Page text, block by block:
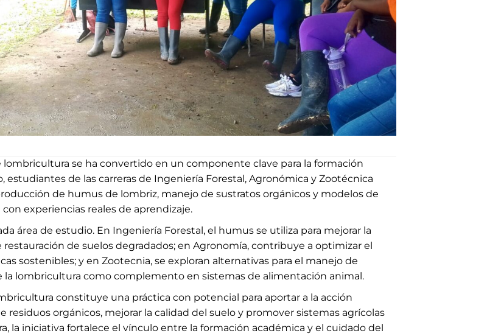
se ha convertido en un componente clave para la formación
estudiantes de las carreras de Ingeniería Forestal, Agronómica y Zootécnica
de humus de lombriz, manejo de sustratos orgánicos y modelos de
experiencias reales de aprendizaje.
área de estudio. En Ingeniería Forestal, el humus se utiliza para mejorar la
de suelos degradados; en Agronomía, contribuye a optimizar el
sostenibles; y en Zootecnia, se exploran alternativas para el manejo de
la lombricultura como complemento en sistemas de alimentación animal.
constituye una práctica con potencial para aportar a la acción
residuos orgánicos, mejorar la calidad del suelo y promover sistemas agrícolas
la iniciativa fortalece el vínculo entre la formación académica y el cuidado del